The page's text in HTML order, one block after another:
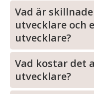
Vad är
utvecklare och
utvecklare?
Vad kostar det
utvecklare?